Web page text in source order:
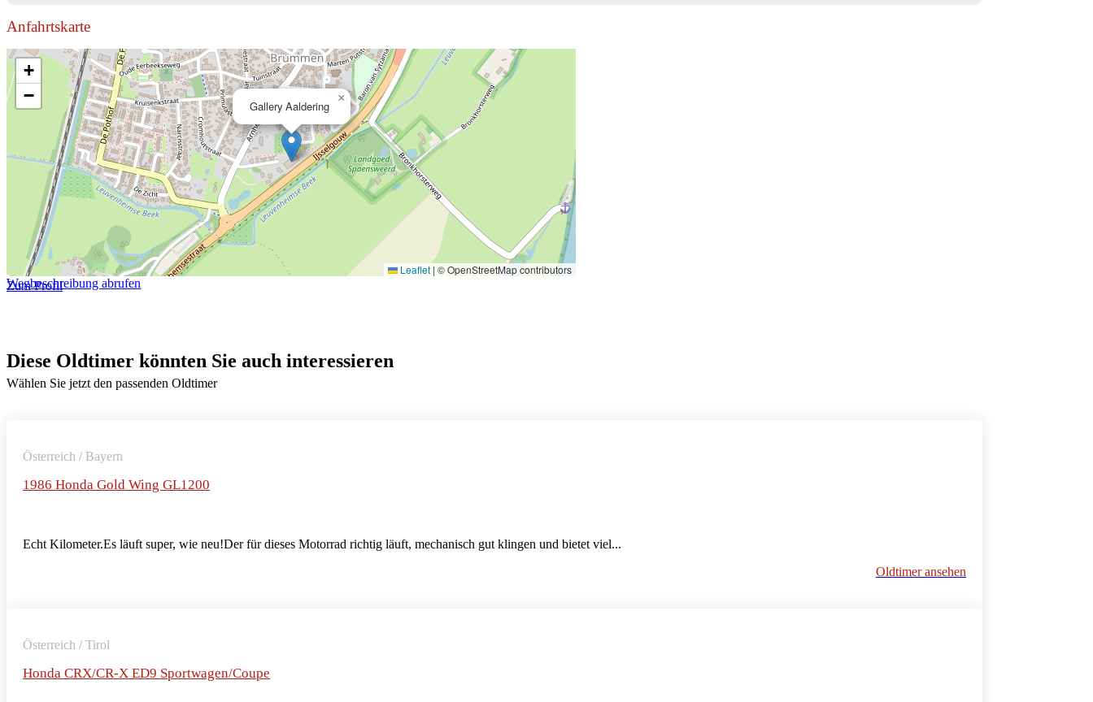
Anfahrtskarte
Gallery Aaldering
×
+
−
Leaflet | © OpenStreetMap contributors
Wegbeschreibung abrufen
Zum Profil
Diese Oldtimer könnten Sie auch interessieren
Wählen Sie jetzt den passenden Oldtimer
Österreich / Bayern
1986 Honda Gold Wing GL1200
Echt Kilometer.Es läuft super, wie neu!Der für dieses Motorrad richtig läuft, mechanisch gut klingen und bietet viel...
Oldtimer ansehen
Österreich / Tirol
Honda CRX/CR-X ED9 Sportwagen/Coupe